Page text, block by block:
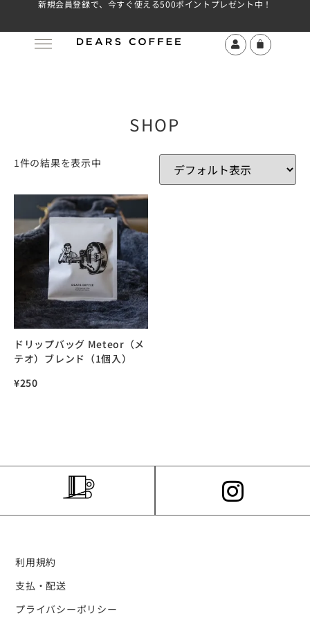
新規会員登録で、今すぐ使える500ポイントプレゼント中！
SHOP
1件の結果を表示中
ドリップバッグ Meteor（メ
テオ）ブレンド（1個入）
¥250
利用規約
支払・配送
プライバシーポリシー